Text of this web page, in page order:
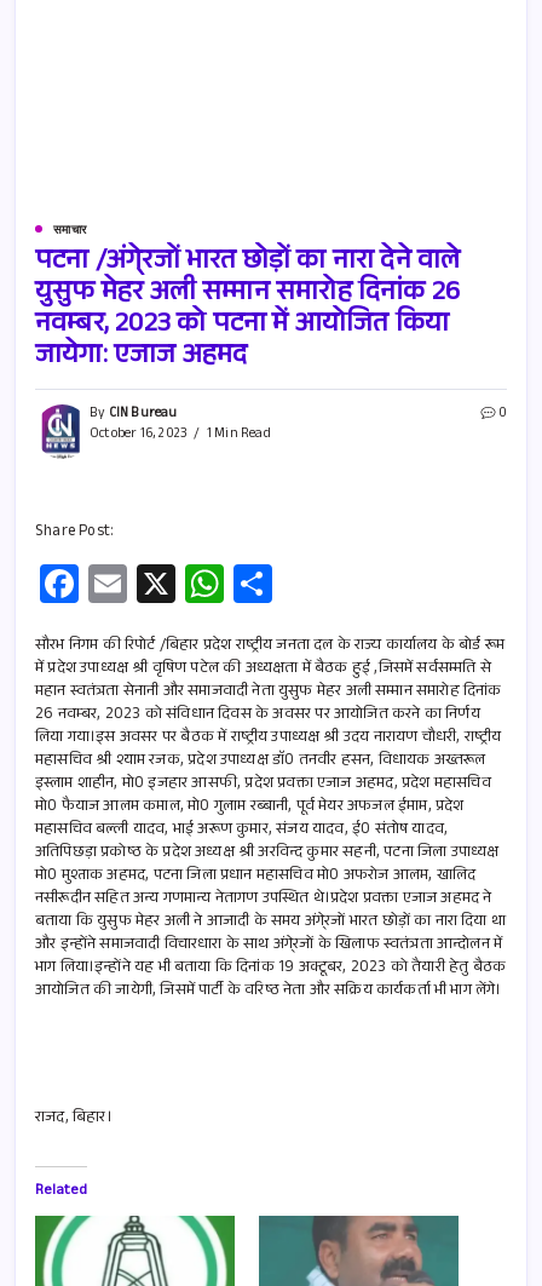
समाचार
पटना /अंगे्रजों भारत छोड़ों का नारा देने वाले
युसुफ मेहर अली सम्मान समारोह दिनांक 26
नवम्बर, 2023 को पटना में आयोजित किया
जायेगा: एजाज अहमद
By CIN Bureau
October 16, 2023
1 Min Read
0
Share Post:
Fa
ce
b
o
o
k
E
m
ail
X W
h
at
s
A
p
p
h
ar
e
सौरभ निगम की रिपोर्ट /बिहार प्रदेश राष्ट्रीय जनता दल के राज्य कार्यालय के बोर्ड रूम
में प्रदेश उपाध्यक्ष श्री वृषिण पटेल की अध्यक्षता में बैठक हुई ,जिसमें सर्वसम्मति से
महान स्वतंत्रता सेनानी और समाजवादी नेता युसुफ मेहर अली सम्मान समारोह दिनांक
26 नवम्बर, 2023 को संविधान दिवस के अवसर पर आयोजित करने का निर्णय
लिया गया।इस अवसर पर बैठक में राष्ट्रीय उपाध्यक्ष श्री उदय नारायण चौधरी, राष्ट्रीय
महासचिव श्री श्याम रजक, प्रदेश उपाध्यक्ष डाॅ0 तनवीर हसन, विधायक अख्तरूल
इस्लाम शाहीन, मो0 इजहार आसफी, प्रदेश प्रवक्ता एजाज अहमद, प्रदेश महासचिव
मो0 फैयाज आलम कमाल, मो0 गुलाम रब्बानी, पूर्व मेयर अफजल ईमाम, प्रदेश
महासचिव बल्ली यादव, भाई अरूण कुमार, संजय यादव, ई0 संतोष यादव,
अतिपिछड़ा प्रकोष्ठ के प्रदेश अध्यक्ष श्री अरविन्द कुमार सहनी, पटना जिला उपाध्यक्ष
मो0 मुश्ताक अहमद, पटना जिला प्रधान महासचिव मो0 अफरोज आलम, खालिद
नसीरूदीन सहित अन्य गणमान्य नेतागण उपस्थित थे।प्रदेश प्रवक्ता एजाज अहमद ने
बताया कि युसुफ मेहर अली ने आजादी के समय अंगे्रजों भारत छोड़ों का नारा दिया था
और इन्होंने समाजवादी विचारधारा के साथ अंगे्रजों के खिलाफ स्वतंत्रता आन्दोलन में
भाग लिया।इन्होंने यह भी बताया कि दिनांक 19 अक्टूबर, 2023 को तैयारी हेतु बैठक
आयोजित की जायेगी, जिसमें पार्टी के वरिष्ठ नेता और सक्रिय कार्यकर्ता भी भाग लेंगे।
राजद, बिहार।
Related